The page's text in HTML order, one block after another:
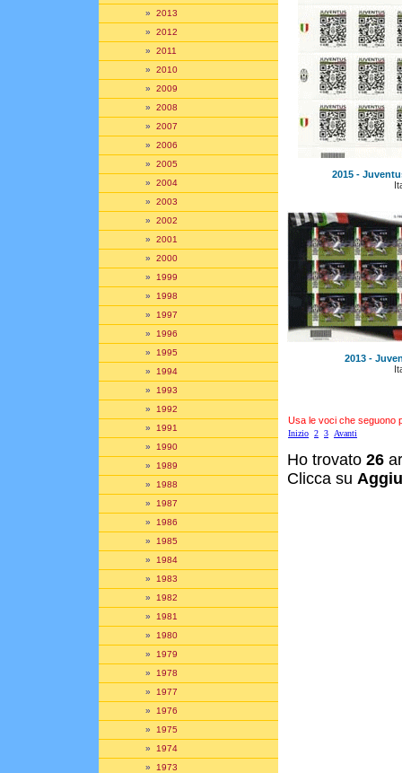
» 2013
» 2012
» 2011
» 2010
» 2009
» 2008
» 2007
» 2006
» 2005
» 2004
» 2003
» 2002
» 2001
» 2000
» 1999
» 1998
» 1997
» 1996
» 1995
» 1994
» 1993
» 1992
» 1991
» 1990
» 1989
» 1988
» 1987
» 1986
» 1985
» 1984
» 1983
» 1982
» 1981
» 1980
» 1979
» 1978
» 1977
» 1976
» 1975
» 1974
» 1973
2015 -
2013 -
Usa le voci che seguono
Inizio 2 3 Avanti
Ho trovato 26
Clicca su